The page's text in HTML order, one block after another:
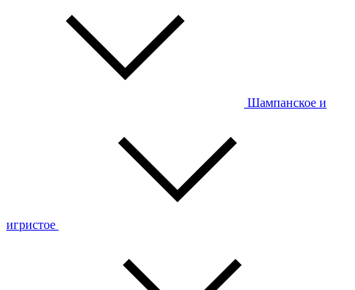
Шампанское и
игристое